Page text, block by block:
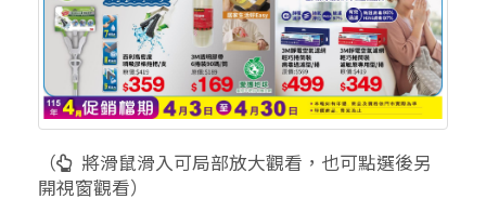
（
將滑鼠滑入可局部放大觀看，也可點選後另
開視窗觀看）